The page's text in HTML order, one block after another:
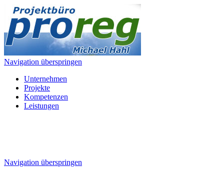
Navigation überspringen
Unternehmen
Projekte
Kompetenzen
Leistungen
Navigation überspringen